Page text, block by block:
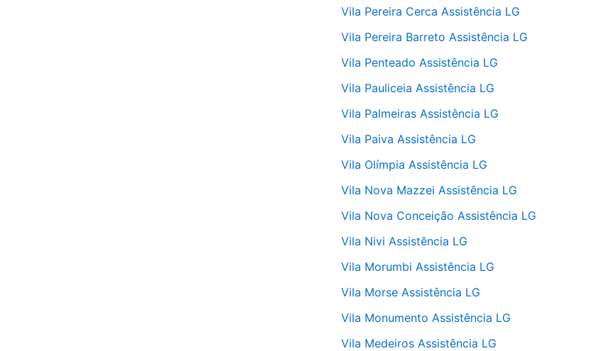
Vila Pereira Cerca Assistência LG
Vila Pereira Barreto Assistência LG
Vila Penteado Assistência LG
Vila Pauliceia Assistência LG
Vila Palmeiras Assistência LG
Vila Paiva Assistência LG
Vila Olímpia Assistência LG
Vila Nova Mazzei Assistência LG
Vila Nova Conceição Assistência LG
Vila Nivi Assistência LG
Vila Morumbi Assistência LG
Vila Morse Assistência LG
Vila Monumento Assistência LG
Vila Medeiros Assistência LG